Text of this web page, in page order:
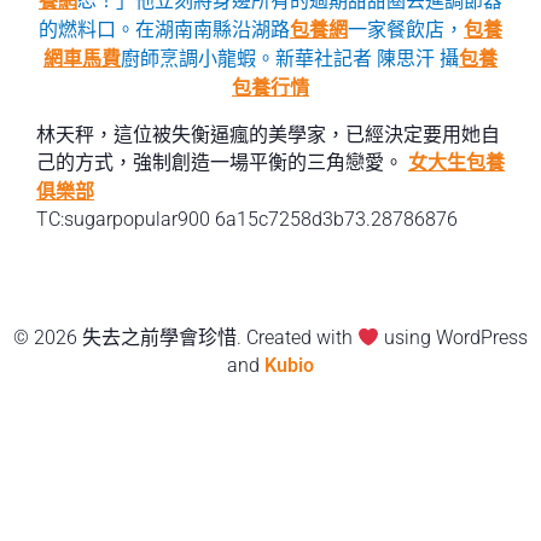
的燃料口。在湖南南縣沿湖路包養網一家餐飲店， 包養
網車馬費廚師烹調小龍蝦。新華社記者 陳思汗 攝包養
包養行情
林天秤，這位被失衡逼瘋的美學家，已經決定要用她自
己的方式，強制創造一場平衡的三角戀愛。 女大生包養
俱樂部
TC:sugarpopular900 6a15c7258d3b73.28786876
© 2026 失去之前學會珍惜. Created with
using WordPress
and Kubio